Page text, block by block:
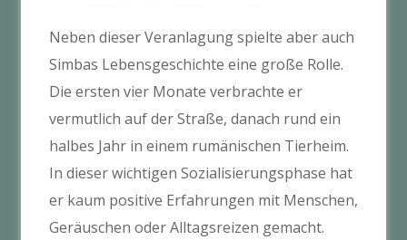
Neben dieser Veranlagung spielte aber auch
Simbas Lebensgeschichte eine große Rolle.
Die ersten vier Monate verbrachte er
vermutlich auf der Straße, danach rund ein
halbes Jahr in einem rumänischen Tierheim.
In dieser wichtigen Sozialisierungsphase hat
er kaum positive Erfahrungen mit Menschen,
Geräuschen oder Alltagsreizen gemacht.